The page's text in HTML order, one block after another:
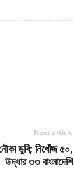
Next article
ডুবি; নিখোঁজ ৫০,
উদ্ধার ৩৩ বাংলাদেশি